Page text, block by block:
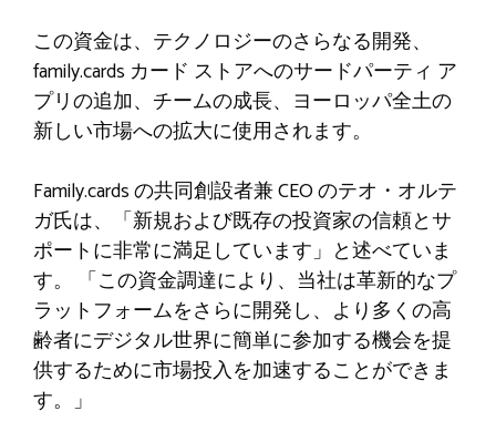
この資金は、テクノロジーのさらなる開発、
family.cards カード ストアへのサードパーティ ア
プリの追加、チームの成長、ヨーロッパ全土の
新しい市場への拡大に使用されます。
Family.cards の共同創設者兼 CEO のテオ・オルテ
ガ氏は、「新規および既存の投資家の信頼とサ
ポートに非常に満足しています」と述べていま
す。 「この資金調達により、当社は革新的なプ
ラットフォームをさらに開発し、より多くの高
齢者にデジタル世界に簡単に参加する機会を提
供するために市場投入を加速することができま
す。」